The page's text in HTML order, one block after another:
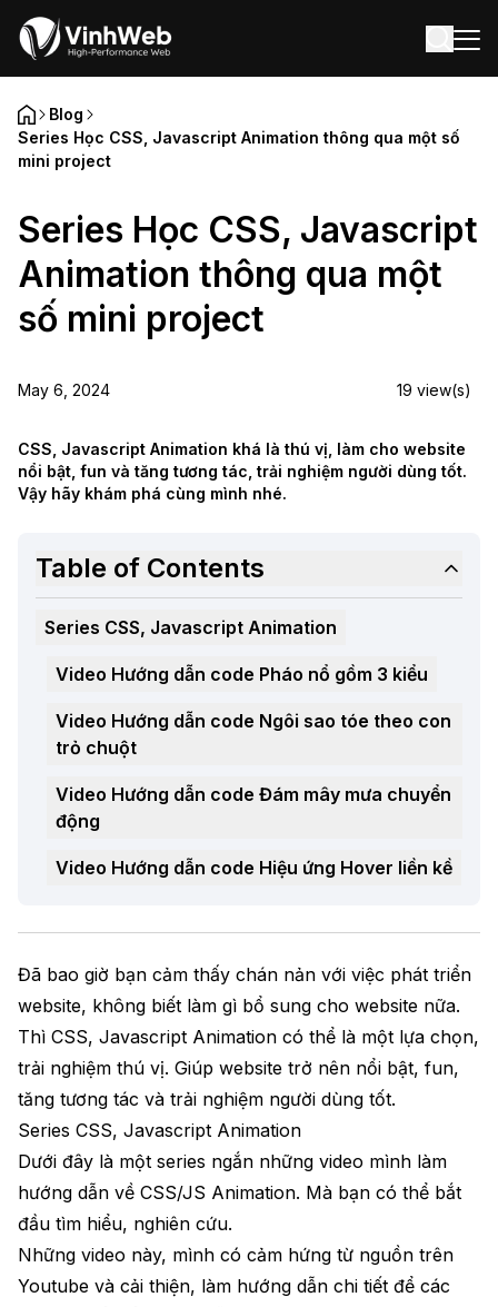
Blog
Series Học CSS, Javascript Animation thông qua một số
mini project
Series Học CSS, Javascript
Animation thông qua một
số mini project
May 6, 2024 19 view(s)
CSS, Javascript Animation khá là thú vị, làm cho website
nổi bật, fun và tăng tương tác, trải nghiệm người dùng tốt.
Vậy hãy khám phá cùng mình nhé.
Table of Contents
Series CSS, Javascript Animation
Video Hướng dẫn code Pháo nổ gồm 3 kiểu
Video Hướng dẫn code Ngôi sao tóe theo con
trỏ chuột
Video Hướng dẫn code Đám mây mưa chuyển
động
Video Hướng dẫn code Hiệu ứng Hover liền kề
Đã bao giờ bạn cảm thấy chán nản với việc phát triển
website, không biết làm gì bổ sung cho website nữa.
Thì CSS, Javascript Animation có thể là một lựa chọn,
trải nghiệm thú vị. Giúp website trở nên nổi bật, fun,
tăng tương tác và trải nghiệm người dùng tốt.
Series CSS, Javascript Animation
Dưới đây là một series ngắn những video mình làm
hướng dẫn về CSS/JS Animation. Mà bạn có thể bắt
đầu tìm hiểu, nghiên cứu.
Những video này, mình có cảm hứng từ nguồn trên
Youtube và cải thiện, làm hướng dẫn chi tiết để các